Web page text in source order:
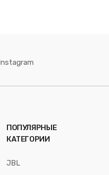
Instagram
ПОПУЛЯРНЫЕ
КАТЕГОРИИ
JBL